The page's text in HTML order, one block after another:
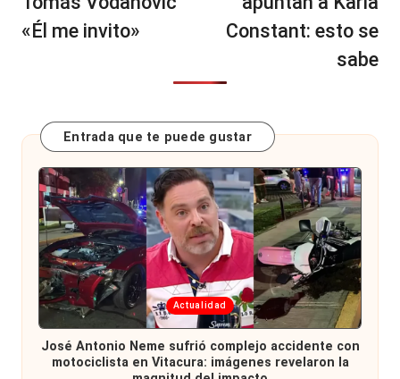
«Él me invito»
Constant: esto se
sabe
Entrada que te puede gustar
Publicada
en
Actualidad
José Antonio Neme sufrió complejo accidente con
motociclista en Vitacura: imágenes revelaron la